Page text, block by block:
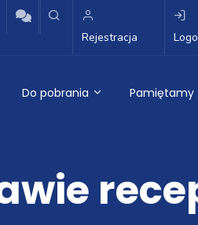
Rejestracja
Do pobrania Pamiętamy